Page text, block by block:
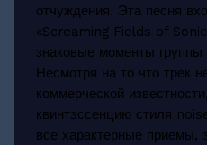
отчуждения. Эта песня
«Screaming Fields of
знаковые моменты группы
Несмотря на то что трек
коммерческой
квинтэссенцию стиля
все характерные приемы,